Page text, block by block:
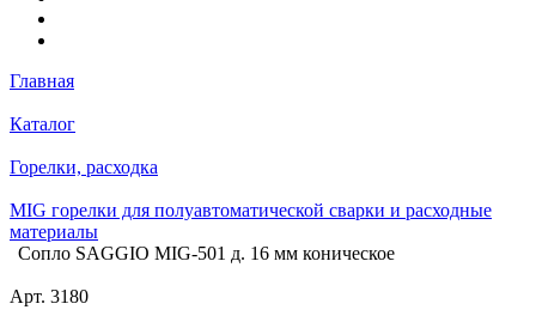
Главная
Каталог
Горелки, расходка
MIG горелки для полуавтоматической сварки и расходные
материалы
Сопло SAGGIO MIG-501 д. 16 мм коническое
Арт. 3180